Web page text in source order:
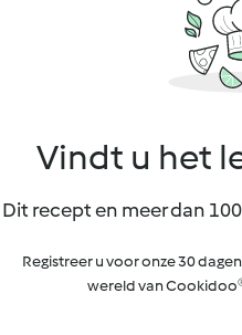
Vindt u het
Dit recept en meer dan
Registreer u voor onze 30
wereld van